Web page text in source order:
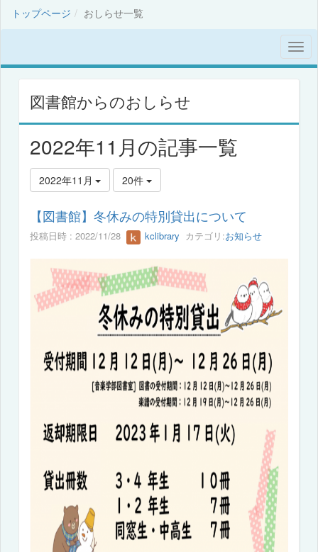
トップページ おしらせ一覧
図書館からのおしらせ
2022年11月の記事一覧
2022年11月 20件
【図書館】冬休みの特別貸出について
投稿日時 : 2022/11/28 kclibrary カテゴリ:お知らせ